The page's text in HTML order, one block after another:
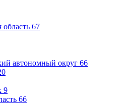
область 67
автономный округ 66
9
66